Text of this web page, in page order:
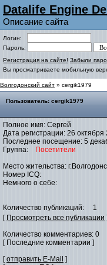
Datalife Engine
Описание сайта
Логин:
Пароль:
Регистрация на сайте! Забыли
Вы просматриваете мобильную
Волгодонский сайт » cergik1979
Пользователь: cergik1979
Полное имя: Сергей
Дата регистрации: 26 октября
Последнее посещение: 5
Группа:
Посетители
Место жительства:
Номер ICQ:
Немного о себе:
Количество публикаций: 1
[ Просмотреть все публикации ]
Количество комментариев: 0
[ Последние комментарии ]
[отправить E-Mail ]